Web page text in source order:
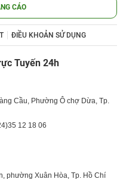
CÁO
ĐIỀU KHOẢN SỬ DỤNG
Tuyến 24h
Cầu, Phường Ô chợ Dừa, Tp.
35 12 18 06
phường Xuân Hòa, Tp. Hồ Chí